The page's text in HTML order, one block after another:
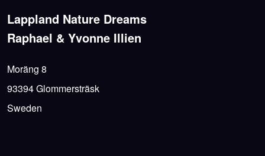
Lappland Nature Dreams
Raphael & Yvonne Illien
Moräng 8
93394 Glommersträsk
Sweden